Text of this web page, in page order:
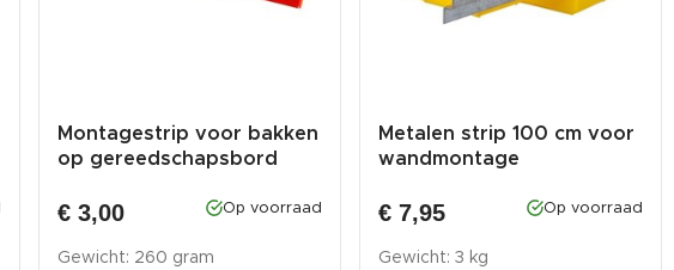
Montagestrip voor bakken
op gereedschapsbord
€ 3,00 Op voorraad
Gewicht: 260 gram
Metalen strip 100 cm voor
wandmontage
€ 7,95 Op voorraad
Gewicht: 3 kg